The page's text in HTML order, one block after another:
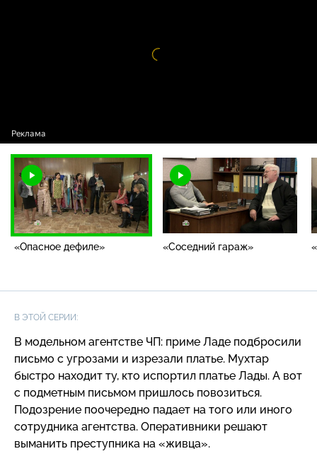
«Опасное дефиле» «Соседний гараж»
В ЭТОЙ СЕРИИ:
В модельном агентстве ЧП: приме Ладе подбросили
письмо с угрозами и изрезали платье. Мухтар
быстро находит ту, кто испортил платье Лады. А вот
с подметным письмом пришлось повозиться.
Подозрение поочередно падает на того или иного
сотрудника агентства. Оперативники решают
выманить преступника на «живца».